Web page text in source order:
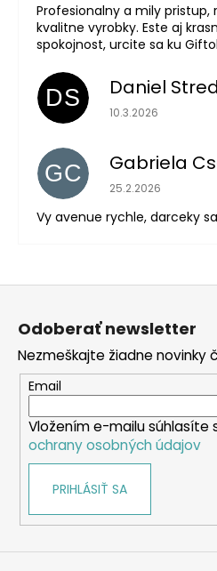
Profesionalny a mily
kvalitne vyrobky. Este aj
spokojnost, urcite sa ku
DS Daniel
Hodnotenie
10.3.2026
GC Gabriela
Hodnotenie
25.2.2026
Vy avenue rychle, darceky
Z
Odoberať newsletter
Nezmeškajte žiadne novinky
Email
Vložením e-mailu súhlasíte
ochrany osobných údajov
PRIHLÁSIŤ SA